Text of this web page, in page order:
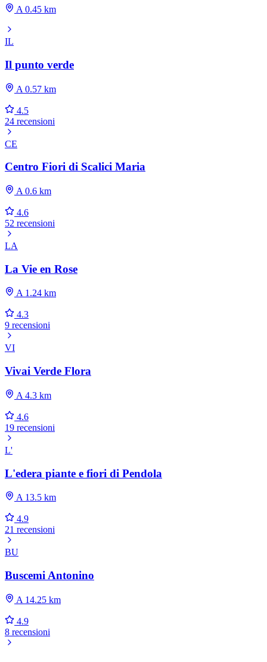
A 0.45 km
IL
Il punto verde
A 0.57 km
4.5
24 recensioni
CE
Centro Fiori di Scalici Maria
A 0.6 km
4.6
52 recensioni
LA
La Vie en Rose
A 1.24 km
4.3
9 recensioni
VI
Vivai Verde Flora
A 4.3 km
4.6
19 recensioni
L'
L'edera piante e fiori di Pendola
A 13.5 km
4.9
21 recensioni
BU
Buscemi Antonino
A 14.25 km
4.9
8 recensioni